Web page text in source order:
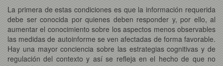
La primera de estas condiciones es que la información requerida
debe ser conocida por quienes deben responder y, por ello, al
aumentar el conocimiento sobre los aspectos menos observables
las medidas de autoinforme se ven afectadas de forma favorable.
Hay una mayor conciencia sobre las estrategias cognitivas y de
regulación del contexto y así se refleja en el hecho de que no